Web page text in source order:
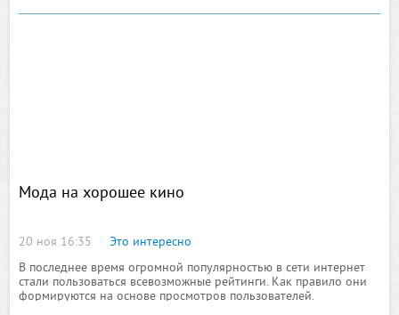
Мода на хорошее кино
20 ноя 16:35
Это интересно
В последнее время огромной популярностью в сети интернет
стали пользоваться всевозможные рейтинги. Как правило они
формируются на основе просмотров пользователей.